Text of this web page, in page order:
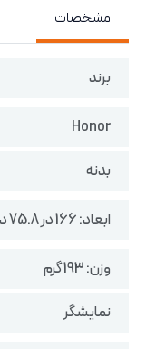
مشخصات
برند
Honor
بدنه
ابعاد: 166 در 75.8 در 7.9 میلی‌متر
وزن: 193 گرم
نمایشگر